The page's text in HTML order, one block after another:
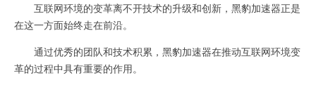
互联网环境的变革离不开技术的升级和创新，黑豹加速器正是
在这一方面始终走在前沿。
通过优秀的团队和技术积累，黑豹加速器在推动互联网环境变
革的过程中具有重要的作用。